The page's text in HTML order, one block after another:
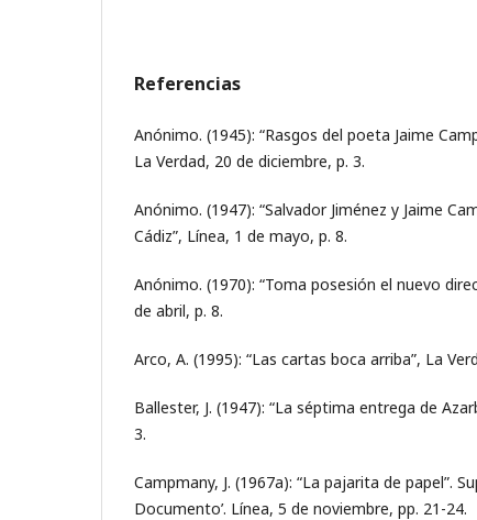
Referencias
Anónimo. (1945): “Rasgos del poeta Jaime
La Verdad, 20 de diciembre, p. 3.
Anónimo. (1947): “Salvador Jiménez y Jaime
Cádiz”, Línea, 1 de mayo, p. 8.
Anónimo. (1970): “Toma posesión el nuevo
de abril, p. 8.
Arco, A. (1995): “Las cartas boca arriba”, La
Ballester, J. (1947): “La séptima entrega de
3.
Campmany, J. (1967a): “La pajarita de papel”.
Documento’. Línea, 5 de noviembre, pp. 21-24.